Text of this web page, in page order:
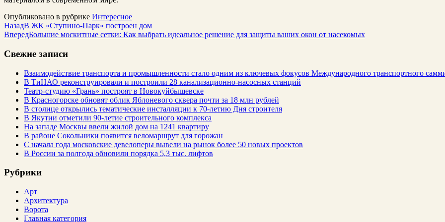
Опубликовано в рубрике Интересное
НазадВ ЖК «Ступино-Парк» построен дом
ВпередБольшие москитные сетки: Как выбрать идеальное решение для защиты ваших окон от насекомых
Свежие записи
Взаимодействие транспорта и промышленности стало одним из ключевых фокусов Международного транспортного
В ТиНАО реконструировали и построили 28 канализационно-насосных станций
Театр-студию «Грань» построят в Новокуйбышевске
В Красногорске обновят облик Яблоневого сквера почти за 18 млн рублей
В столице открылись тематические инсталляции к 70-летию Дня строителя
В Якутии отметили 90-летие строительного комплекса
На западе Москвы ввели жилой дом на 1241 квартиру
В районе Сокольники появится веломаршрут для горожан
С начала года московские девелоперы вывели на рынок более 50 новых проектов
В России за полгода обновили порядка 5,3 тыс. лифтов
Рубрики
Арт
Архитектура
Ворота
Главная категория